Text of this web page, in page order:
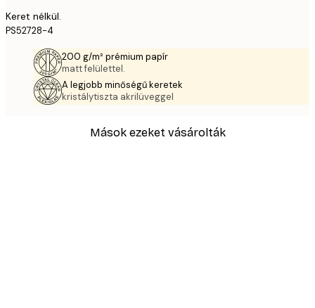
Keret nélkül.
PS52728-4
200 g/m² prémium papír
matt felülettel.
A legjobb minőségű keretek
kristálytiszta akrilüveggel
Mások ezeket vásárolták